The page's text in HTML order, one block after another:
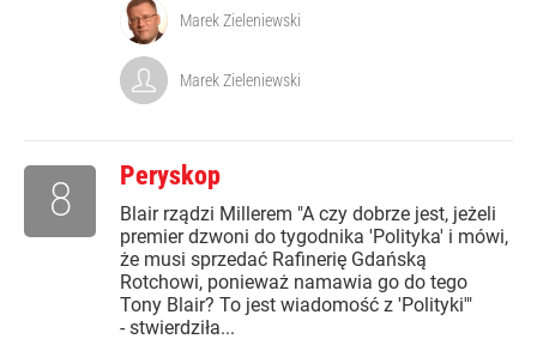
Marek Zieleniewski
Marek Zieleniewski
Peryskop
Blair rządzi Millerem "A czy dobrze jest, jeżeli
premier dzwoni do tygodnika 'Polityka' i mówi,
że musi sprzedać Rafinerię Gdańską
Rotchowi, ponieważ namawia go do tego
Tony Blair? To jest wiadomość z 'Polityki'"
- stwierdziła...
8